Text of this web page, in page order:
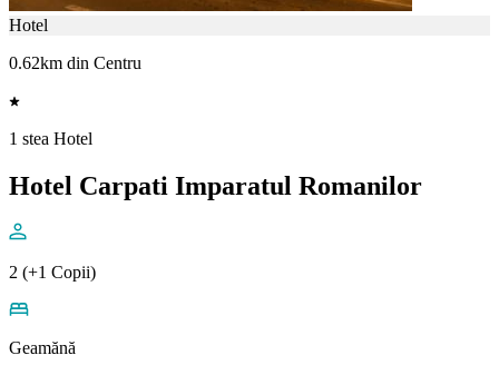
Hotel
0.62km din Centru
1 stea Hotel
Hotel Carpati Imparatul Romanilor
2 (+1 Copii)
Geamănă